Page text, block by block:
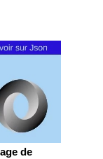
de